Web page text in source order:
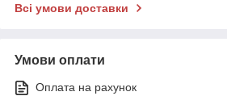
Всі умови доставки
Умови оплати
Оплата на рахунок